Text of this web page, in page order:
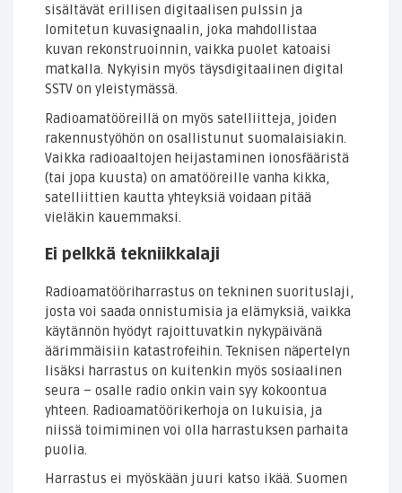
sisältävät erillisen digitaalisen pulssin ja
lomitetun kuvasignaalin, joka mahdollistaa
kuvan rekonstruoinnin, vaikka puolet katoaisi
matkalla. Nykyisin myös täysdigitaalinen digital
SSTV on yleistymässä.
Radioamatööreillä on myös satelliitteja, joiden
rakennustyöhön on osallistunut suomalaisiakin.
Vaikka radioaaltojen heijastaminen ionosfääristä
(tai jopa kuusta) on amatööreille vanha kikka,
satelliittien kautta yhteyksiä voidaan pitää
vieläkin kauemmaksi.
Ei pelkkä tekniikkalaji
Radioamatööriharrastus on tekninen suorituslaji,
josta voi saada onnistumisia ja elämyksiä, vaikka
käytännön hyödyt rajoittuvatkin nykypäivänä
äärimmäisiin katastrofeihin. Teknisen näpertelyn
lisäksi harrastus on kuitenkin myös sosiaalinen
seura – osalle radio onkin vain syy kokoontua
yhteen. Radioamatöörikerhoja on lukuisia, ja
niissä toimiminen voi olla harrastuksen parhaita
puolia.
Harrastus ei myöskään juuri katso ikää. Suomen